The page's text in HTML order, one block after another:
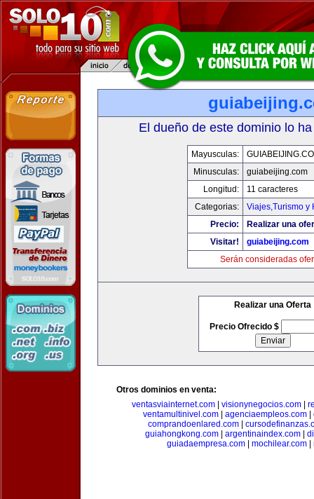
El dueño de este dominio lo
Mayusculas:
Minusculas:
guiabeijing.com
Longitud:
11 caracteres
Categorias:
Viajes,Turismo y
Precio:
Realizar una
Visitar!
guiabeijing.com
Serán consideradas
Realizar una Oferta
Precio Ofrecido $
Otros dominios en venta:
ventasviainternet.com
visionynegocios.com
ventamultinivel.com| agenciaempleos.com|
comprandoenlared.com|
guiahongkong.com| argentinaindex.com|
guiadaempresa.com
mochilear.com